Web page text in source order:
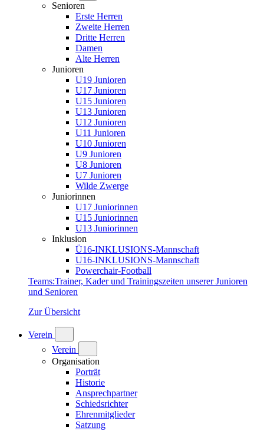
Senioren
Erste Herren
Zweite Herren
Dritte Herren
Damen
Alte Herren
Junioren
U19 Junioren
U17 Junioren
U15 Junioren
U13 Junioren
U12 Junioren
U11 Junioren
U10 Junioren
U9 Junioren
U8 Junioren
U7 Junioren
Wilde Zwerge
Juniorinnen
U17 Juniorinnen
U15 Juniorinnen
U13 Juniorinnen
Inklusion
Ü16-INKLUSIONS-Mannschaft
U16-INKLUSIONS-Mannschaft
Powerchair-Football
Teams:Trainer, Kader und Trainingszeiten unserer Junioren
und Senioren
Zur Übersicht
Verein
Verein
Organisation
Porträt
Historie
Ansprechpartner
Schiedsrichter
Ehrenmitglieder
Satzung